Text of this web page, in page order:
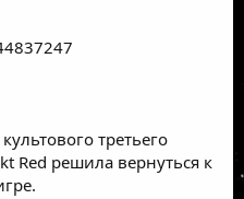
третьего
Red решила вернуться к